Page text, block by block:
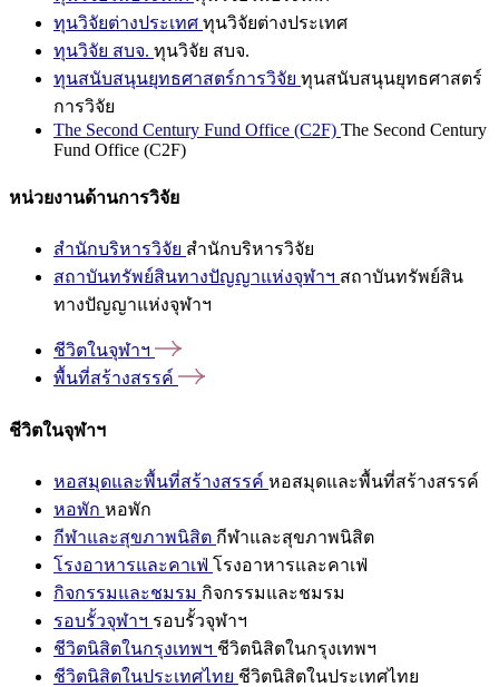
ทุนวิจัยต่างประเทศ ทุนวิจัยต่างประเทศ
ทุนวิจัย สบจ. ทุนวิจัย สบจ.
ทุนสนับสนุนยุทธศาสตร์การวิจัย ทุนสนับสนุนยุทธศาสตร์
การวิจัย
The Second Century Fund Office (C2F) The Second Century
Fund Office (C2F)
หน่วยงานด้านการวิจัย
สำนักบริหารวิจัย สำนักบริหารวิจัย
สถาบันทรัพย์สินทางปัญญาแห่งจุฬาฯ สถาบันทรัพย์สิน
ทางปัญญาแห่งจุฬาฯ
ชีวิตในจุฬาฯ
พื้นที่สร้างสรรค์
ชีวิตในจุฬาฯ
หอสมุดและพื้นที่สร้างสรรค์ หอสมุดและพื้นที่สร้างสรรค์
หอพัก หอพัก
กีฬาและสุขภาพนิสิต กีฬาและสุขภาพนิสิต
โรงอาหารและคาเฟ่ โรงอาหารและคาเฟ่
กิจกรรมและชมรม กิจกรรมและชมรม
รอบรั้วจุฬาฯ รอบรั้วจุฬาฯ
ชีวิตนิสิตในกรุงเทพฯ ชีวิตนิสิตในกรุงเทพฯ
ชีวิตนิสิตในประเทศไทย ชีวิตนิสิตในประเทศไทย